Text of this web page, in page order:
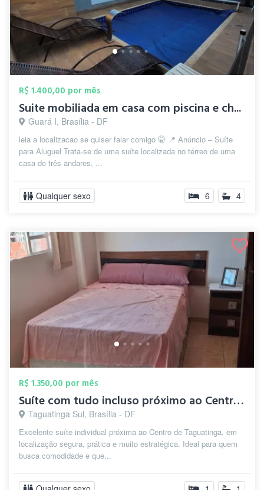
R$ 1.400,00 por mês
Suite mobiliada em casa com piscina e ch...
Guará I, Brasília - DF
leia a localizacao se quiser falar comigo 🤫 📍 Anúncio – Suíte
para Aluguel Trata-se de uma suíte localizada no térreo de uma
casa de três andares, ...
Qualquer sexo 6 4
R$ 1.350,00 por mês
Suíte com tudo incluso próximo ao Centro...
Taguatinga Sul, Brasília - DF
Excelente suíte individual próxima ao Centro de Taguatinga, em
localização segura, prática e muito estratégica. Ideal para quem
busca comodidade e que...